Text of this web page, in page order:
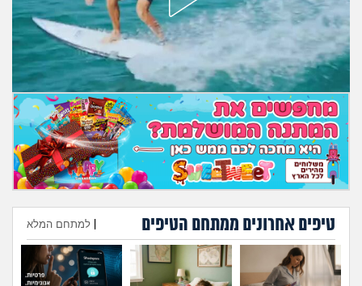
טיפים אחרונים ממתחם הטיפים למתחם המלא
הוספת טיפ